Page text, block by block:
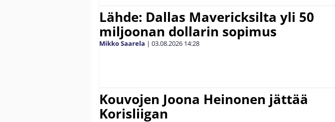
Lähde: Dallas Mavericksilta yli 50
miljoonan dollarin sopimus
Mikko Saarela | 03.08.2026 14:28
Kouvojen Joona Heinonen jättää
Korisliigan